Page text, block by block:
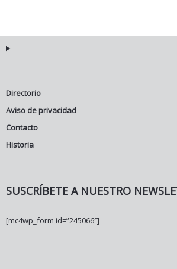
Directorio
Aviso de privacidad
Contacto
Historia
SUSCRÍBETE A NUESTRO
[mc4wp_form id=”245066″]